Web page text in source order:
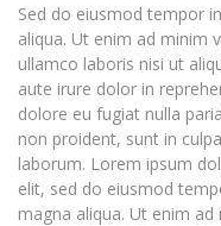
Sed do eiusmod tempor
aliqua. Ut enim ad minim
ullamco laboris nisi ut
aute irure dolor in
dolore eu fugiat nulla
non proident, sunt in
laborum. Lorem ipsum
elit, sed do eiusmod
magna aliqua. Ut enim